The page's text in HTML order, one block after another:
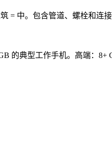
= 中。包含管道、螺栓和连接
的典型工作手机。高端：8+